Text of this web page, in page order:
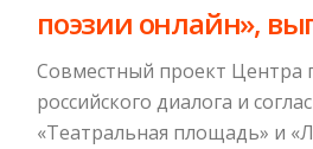
поэзии онлайн»,
Совместный проект Центра
российского диалога и
«Театральная площадь» и